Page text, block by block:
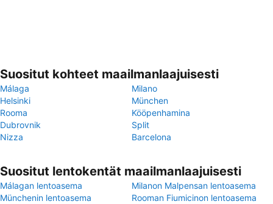
Suositut kohteet maailmanlaajuisesti
Málaga
Milano
Helsinki
München
Rooma
Kööpenhamina
Dubrovnik
Split
Nizza
Barcelona
Suositut lentokentät maailmanlaajuisesti
Málagan lentoasema
Milanon Malpensan lentoasema
Münchenin lentoasema
Rooman Fiumicinon lentoasema